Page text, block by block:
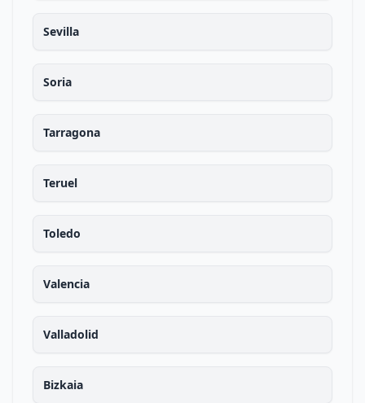
Sevilla
Soria
Tarragona
Teruel
Toledo
Valencia
Valladolid
Bizkaia